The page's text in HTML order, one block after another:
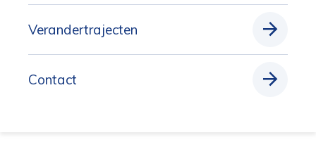
Verandertrajecten
Contact